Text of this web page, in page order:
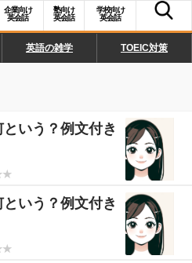
企業向け
英会話
塾向け
英会話
学校向け
英会話
英語の雑学 TOEIC対策
という？例文付き
という？例文付き